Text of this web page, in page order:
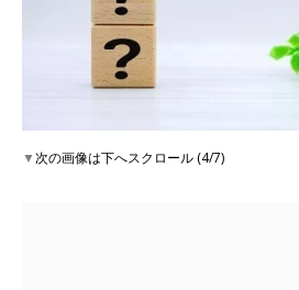
▼次の画像は下へスクロール (4/7)